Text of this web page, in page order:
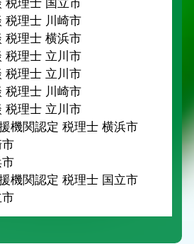
税理士 国立市
税理士 川崎市
税理士 横浜市
税理士 立川市
税理士 立川市
税理士 川崎市
税理士 立川市
機関認定 税理士 横浜市
機関認定 税理士 国立市